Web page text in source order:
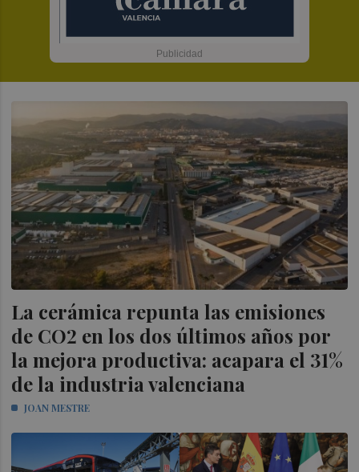
La cerámica repunta las emisiones
de CO2 en los dos últimos años por
la mejora productiva: acapara el 31%
de la industria valenciana
JOAN MESTRE